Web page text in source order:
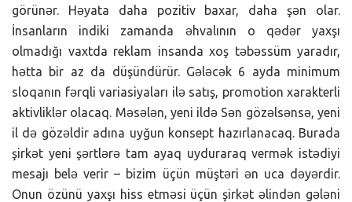
görünər. Həyata daha pozitiv baxar, daha şən olar.
İnsanların indiki zamanda əhvalının o qədər yaxşı
olmadığı vaxtda reklam insanda xoş təbəssüm yaradır,
hətta bir az da düşündürür. Gələcək 6 ayda minimum
sloqanın fərqli variasiyaları ilə satış, promotion xarakterli
aktivliklər olacaq. Məsələn, yeni ildə Sən gözəlsənsə, yeni
il də gözəldir adına uyğun konsept hazırlanacaq. Burada
şirkət yeni şərtlərə tam ayaq uyduraraq vermək istədiyi
mesajı belə verir – bizim üçün müştəri ən uca dəyərdir.
Onun özünü yaxşı hiss etməsi üçün şirkət əlindən gələni